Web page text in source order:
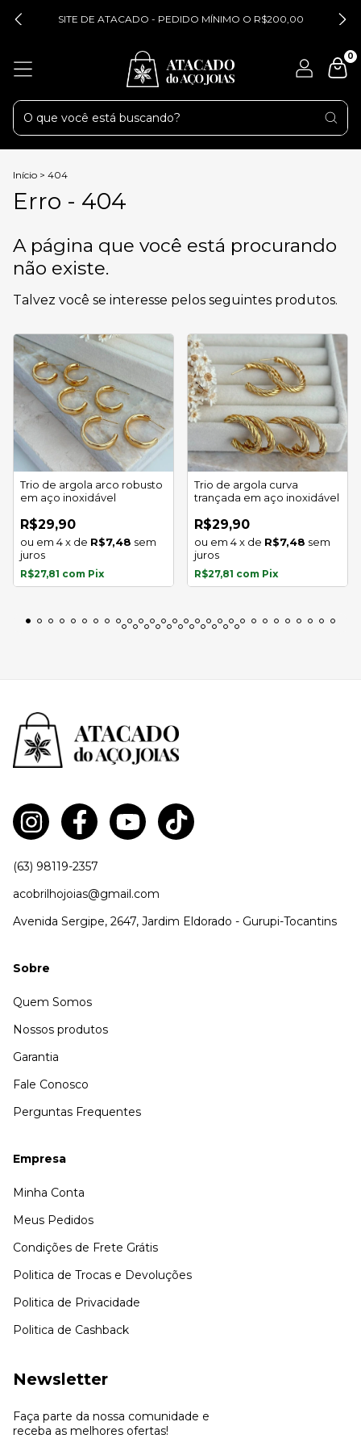
SITE DE ATACADO - PEDIDO MÍNIMO O R$200,00
0
Início > 404
Erro - 404
A página que você está procurando
não existe.
Talvez você se interesse pelos seguintes produtos.
Trio de argola arco robusto
em aço inoxidável
R$29,90
4x de R$7,48 sem
juros
R$27,81 com Pix
Trio de argola curva
trançada em aço inoxidável
R$29,90
4x de R$7,48 sem
juros
R$27,81 com Pix
(63) 98119-2357
acobrilhojoias@gmail.com
Avenida Sergipe, 2647, Jardim Eldorado - Gurupi-Tocantins
Sobre
Quem Somos
Nossos produtos
Garantia
Fale Conosco
Perguntas Frequentes
Empresa
Minha Conta
Meus Pedidos
Condições de Frete Grátis
Politica de Trocas e Devoluções
Politica de Privacidade
Politica de Cashback
Newsletter
Faça parte da nossa comunidade e
receba as melhores ofertas!